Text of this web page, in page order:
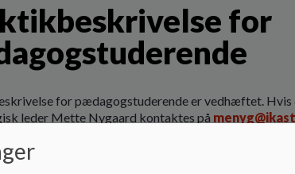
for
for pædagogstuderende er vedhæftet. Hvis
leder Mette Nygaard kontaktes på